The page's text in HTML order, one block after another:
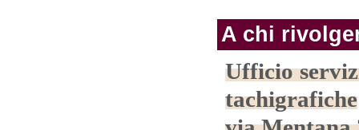
A chi
Ufficio
tachigrafiche